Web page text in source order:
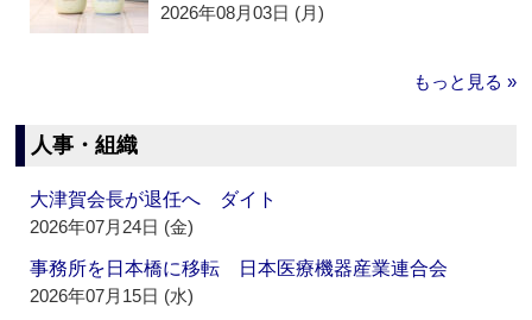
2026年08月03日 (月)
もっと見る »
人事・組織
大津賀会長が退任へ ダイト
2026年07月24日 (金)
事務所を日本橋に移転 日本医療機器産業連合会
2026年07月15日 (水)